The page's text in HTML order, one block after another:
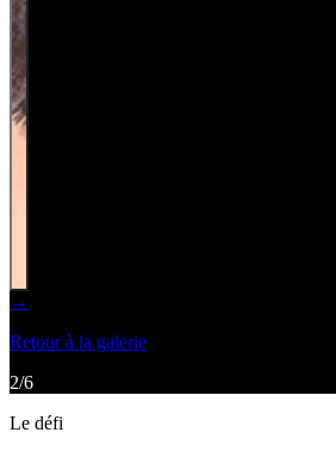
→
Retour à la galerie
2/6
Le défi